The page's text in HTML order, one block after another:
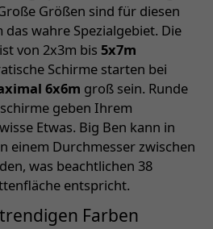
Größen sind für diesen
wahre Spezialgebiet. Die
von 2x3m bis 5x7m
Schirme starten bei
6x6m groß sein. Runde
geben Ihrem
Etwas. Big Ben kann in
einem Durchmesser zwischen
was beachtlichen 38
entspricht.
Farben